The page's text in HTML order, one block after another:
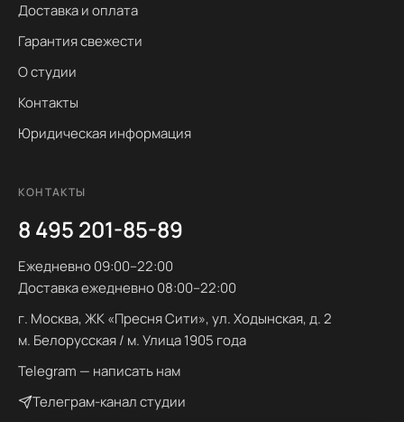
Доставка и оплата
Гарантия свежести
О студии
Контакты
Юридическая информация
КОНТАКТЫ
8 495 201-85-89
Ежедневно 09:00–22:00
Доставка ежедневно 08:00–22:00
г. Москва, ЖК «Пресня Сити», ул. Ходынская, д. 2
м. Белорусская / м. Улица 1905 года
Telegram — написать нам
Телеграм-канал студии